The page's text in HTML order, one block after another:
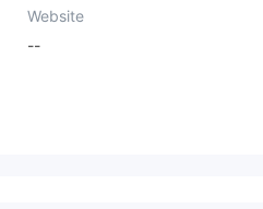
Website
--